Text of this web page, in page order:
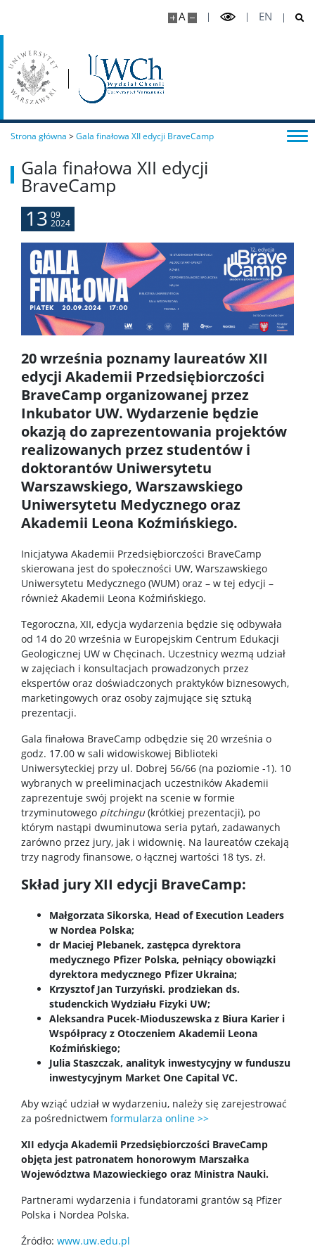
A EN
Praktyki Studenckie
Program ERASMUS+
Program MOST
Koła naukowe
Oprogramowanie
STUDENT STUDENTOWI
Doktoranci
Szkoła Doktorska Nauk Ścisłych i Przyrodniczych
Archiwum
Studia doktoranckie
TRI-BIO-CHEM
RadFarm
Doktoraty wdrożeniowe
Regulaminy/zasady
Procedura przewodu doktorskiego
Ubezpieczenie zdrowotne
Dokumenty do pobrania
Pracownicy
Spis pracowników
Strony prywatne
Badania i nauka
Zespoły badawcze
Seminaria
Konferencje
Stopnie i tytuły
Repozytorium „Dane Badawcze UW”
Strona główna >Gala finałowa XII edycji BraveCamp
Gala finałowa XII edycji
BraveCamp
13 09
2024
20 września poznamy laureatów XII
edycji Akademii Przedsiębiorczości
BraveCamp organizowanej przez
Inkubator UW. Wydarzenie będzie
okazją do zaprezentowania projektów
realizowanych przez studentów i
doktorantów Uniwersytetu
Warszawskiego, Warszawskiego
Uniwersytetu Medycznego oraz
Akademii Leona Koźmińskiego.
Inicjatywa Akademii Przedsiębiorczości BraveCamp
skierowana jest do społeczności UW, Warszawskiego
Uniwersytetu Medycznego (WUM) oraz – w tej edycji –
również Akademii Leona Koźmińskiego.
Tegoroczna, XII, edycja wydarzenia będzie się odbywała
od 14 do 20 września w Europejskim Centrum Edukacji
Geologicznej UW w Chęcinach. Uczestnicy wezmą udział
w zajęciach i konsultacjach prowadzonych przez
ekspertów oraz doświadczonych praktyków biznesowych,
marketingowych oraz osoby zajmujące się sztuką
prezentacji.
Gala finałowa BraveCamp odbędzie się 20 września o
godz. 17.00 w sali widowiskowej Biblioteki
Uniwersyteckiej przy ul. Dobrej 56/66 (na poziomie -1). 10
wybranych w preeliminacjach uczestników Akademii
zaprezentuje swój projekt na scenie w formie
trzyminutowego pitchingu (krótkiej prezentacji), po
którym nastąpi dwuminutowa seria pytań, zadawanych
zarówno przez jury, jak i widownię. Na laureatów czekają
trzy nagrody finansowe, o łącznej wartości 18 tys. zł.
Skład jury XII edycji BraveCamp:
Małgorzata Sikorska, Head of Execution Leaders
w Nordea Polska;
dr Maciej Plebanek, zastępca dyrektora
medycznego Pfizer Polska, pełniący obowiązki
dyrektora medycznego Pfizer Ukraina;
Krzysztof Jan Turzyński. prodziekan ds.
studenckich Wydziału Fizyki UW;
Aleksandra Pucek-Mioduszewska z Biura Karier i
Współpracy z Otoczeniem Akademii Leona
Koźmińskiego;
Julia Staszczak, analityk inwestycyjny w funduszu
inwestycyjnym Market One Capital VC.
Aby wziąć udział w wydarzeniu, należy się zarejestrować
za pośrednictwem formularza online >>
XII edycja Akademii Przedsiębiorczości BraveCamp
objęta jest patronatem honorowym Marszałka
Województwa Mazowieckiego oraz Ministra Nauki.
Partnerami wydarzenia i fundatorami grantów są Pfizer
Polska i Nordea Polska.
Źródło: www.uw.edu.pl